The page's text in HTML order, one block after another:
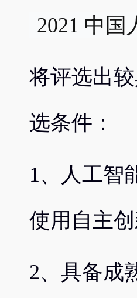
2021 中国
将评选出
选条件：
1、人工智
使用自主创
2、具备成